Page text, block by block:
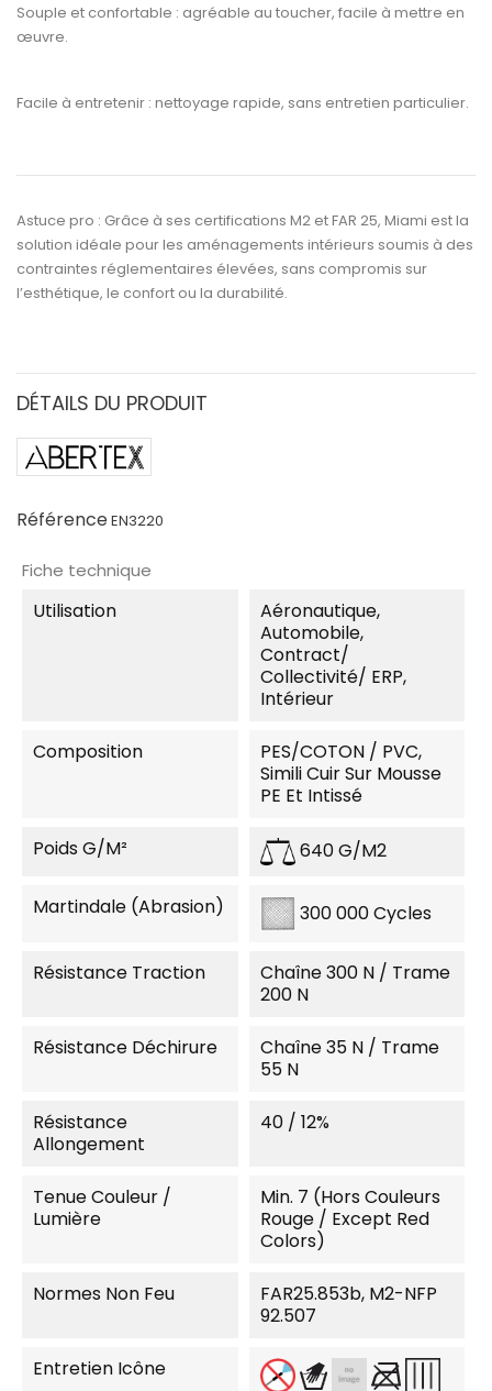
Souple et confortable : agréable au toucher, facile à mettre en
œuvre.
Facile à entretenir : nettoyage rapide, sans entretien particulier.
Astuce pro : Grâce à ses certifications M2 etFAR 25, Miami est la
solution idéale pour les aménagements intérieurs soumis à des
contraintes réglementaires élevées, sans compromis sur
l’esthétique, le confort ou la durabilité.
DÉTAILS DU PRODUIT
RéférenceEN3220
Fiche technique
Utilisation
Aéronautique,
Automobile,
Contract/
Collectivité/ ERP,
Intérieur
Composition
PES/COTON / PVC,
Simili Cuir Sur Mousse
PE Et Intissé
Poids G/m² 640 G/m2
Martindale (Abrasion) 300 000 Cycles
Résistance Traction
Chaîne 300 N / Trame
200 N
Résistance Déchirure
Chaîne 35 N / Trame
55 N
Résistance
Allongement
40 / 12%
Tenue Couleur /
Lumière
Min. 7 (Hors Couleurs
Rouge / Except Red
Colors)
Normes Non Feu
FAR25.853b, M2-NFP
92.507
Entretien Icône